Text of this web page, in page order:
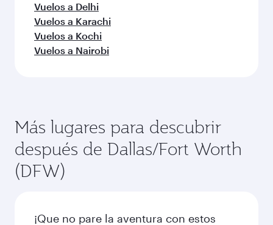
Vuelos a Delhi
Vuelos a Karachi
Vuelos a Kochi
Vuelos a Nairobi
Más lugares para descubrir
después de Dallas/Fort Worth
(DFW)
¡Que no pare la aventura con estos